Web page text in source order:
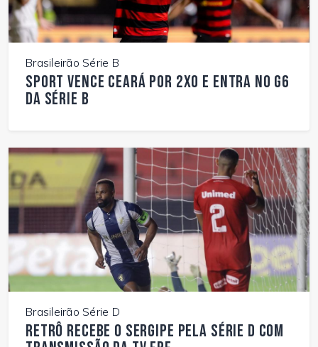
Brasileirão Série B
Sport vence Ceará por 2x0 e entra no G6
da Série B
Brasileirão Série D
Retrô recebe o Sergipe pela Série D com